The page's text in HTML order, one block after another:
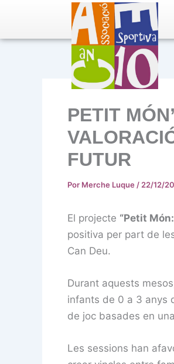
contenido
PETIT
FUTUR
Por Merche Luque / 22/12/
El projecte “Petit
positiva per part de
Can Deu.
Durant aquests
infants de 0 a 3 anys
de joc basades en
Les sessions han